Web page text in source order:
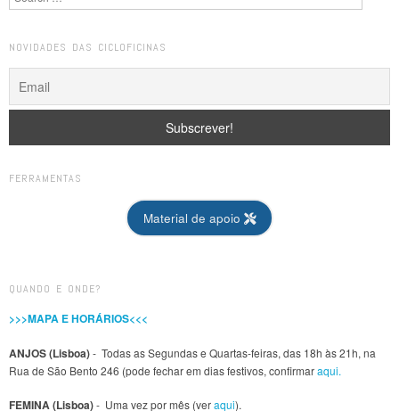
NOVIDADES DAS CICLOFICINAS
FERRAMENTAS
Material de apoio
QUANDO E ONDE?
>>>MAPA E HORÁRIOS<<<
ANJOS (Lisboa)- Todas as Segundas e Quartas-feiras, das 18h às 21h, na
Rua de São Bento 246 (pode fechar em dias festivos, confirmaraqui.
FEMINA (Lisboa)- Uma vez por mês (veraqui).